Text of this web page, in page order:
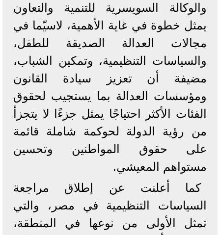
والوكالة السويسرية للتنمية والتعاون
يمثل خطوة في غاية الأهمية، لاسيّما في
مجالات العدالة الصديقة للطفل،
والسياسات التنظيمية، وتمكين الشباب،
مضيفة أن تعزيز سيادة القانون
ومؤسسات العدالة بما يستجيب لحقوق
الفئات الأكثر احتياجًا يمثل جزءًا لا يتجزأ
من رؤية الدولة لحوكمة شاملة قائمة
على حقوق المواطنين وتحسين
مستواهم المعيشي.
كما أعلنت عن إطلاق مراجعة
السياسات التنظيمية في مصر، والتي
تمثل الأولى من نوعها في المنطقة،